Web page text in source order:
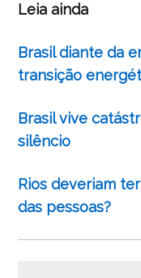
Leia ainda
Brasil diante da
transição
Brasil vive
silêncio
Rios deveriam
das pessoas?